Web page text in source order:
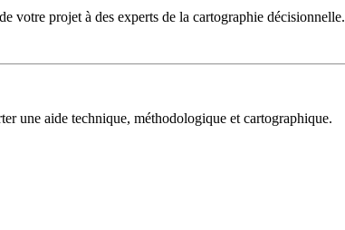
votre projet à des experts de la cartographie décisionnelle.
une aide technique, méthodologique et cartographique.